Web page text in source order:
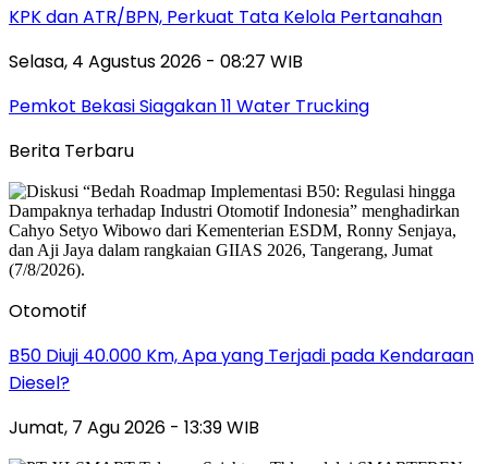
KPK dan ATR/BPN, Perkuat Tata Kelola Pertanahan
Selasa, 4 Agustus 2026 - 08:27 WIB
Pemkot Bekasi Siagakan 11 Water Trucking
Berita Terbaru
Otomotif
B50 Diuji 40.000 Km, Apa yang Terjadi pada Kendaraan
Diesel?
Jumat, 7 Agu 2026 - 13:39 WIB